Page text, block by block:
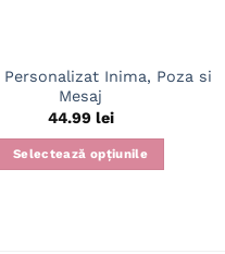
Personalizat Inima, Poza si
Mesaj
44.99 lei
Selectează opțiunile